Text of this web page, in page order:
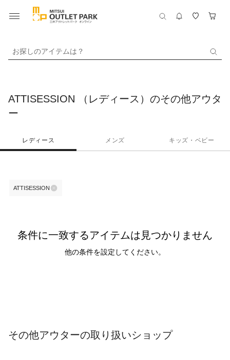
お探しのアイテムは？
ATTISESSION （レディース）のその他アウタ
ー
レディース メンズ キッズ・ベビー
ATTISESSION
条件に一致するアイテムは見つかりません
他の条件を設定してください。
その他アウターの取り扱いショップ